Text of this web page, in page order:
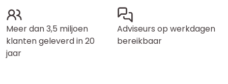
Meer dan 3,5 miljoen
klanten geleverd in 20
jaar
Adviseurs op werkdagen
bereikbaar